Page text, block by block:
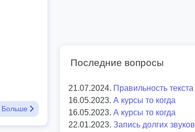
Больше
Последние вопросы
21.07.2024. Правильность текста
16.05.2023. А курсы то когда
16.05.2023. А курсы то когда
22.01.2023. Запись долгих звуков